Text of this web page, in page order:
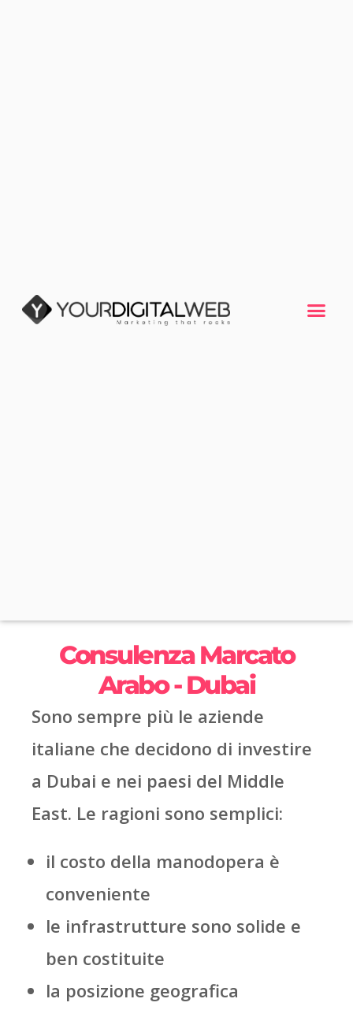
Consulenza Marcato
Arabo - Dubai
Sono sempre più le aziende
italiane che decidono di investire
a Dubai e nei paesi del Middle
East. Le ragioni sono semplici:
il costo della manodopera è
conveniente
le infrastrutture sono solide e
ben costituite
la posizione geografica